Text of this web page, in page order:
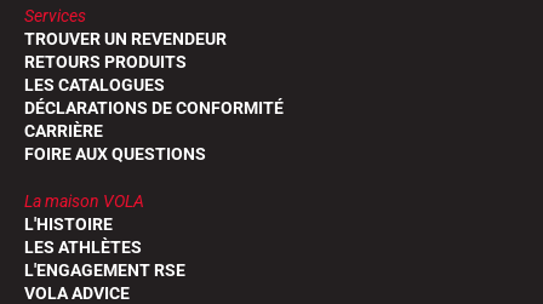
Services
TROUVER UN REVENDEUR
RETOURS PRODUITS
LES CATALOGUES
DÉCLARATIONS DE CONFORMITÉ
CARRIÈRE
FOIRE AUX QUESTIONS
La maison VOLA
L'HISTOIRE
LES ATHLÈTES
L'ENGAGEMENT RSE
VOLA ADVICE